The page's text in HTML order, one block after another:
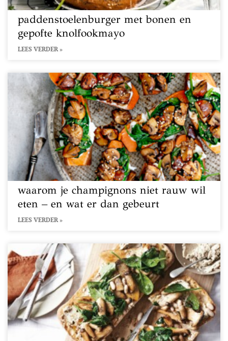
paddenstoelenburger met bonen en
gepofte knolfookmayo
LEES VERDER »
waarom je champignons niet rauw wil
eten – en wat er dan gebeurt
LEES VERDER »